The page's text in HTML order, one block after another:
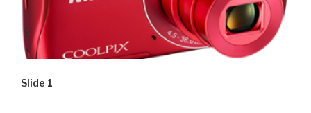
Slide 1